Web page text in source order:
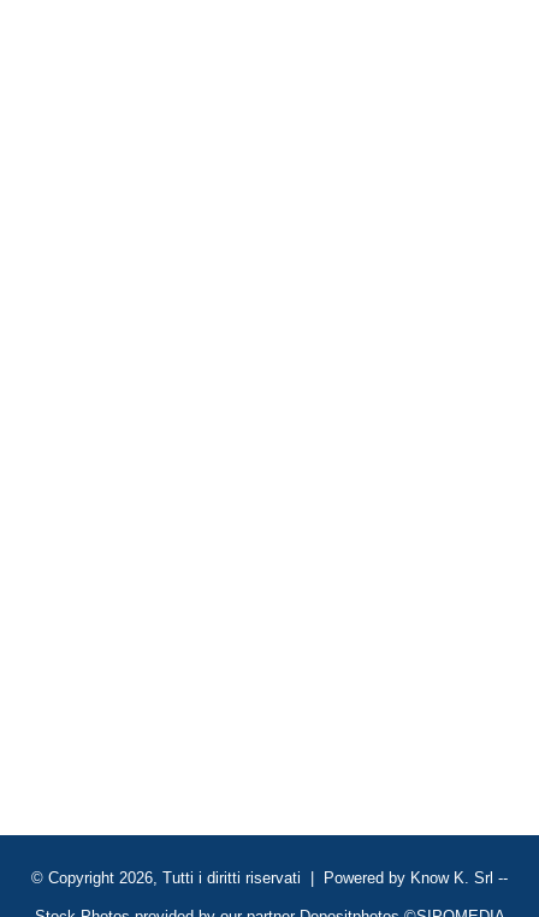
© Copyright 2026, Tutti i diritti riservati | Powered by Know K. Srl --